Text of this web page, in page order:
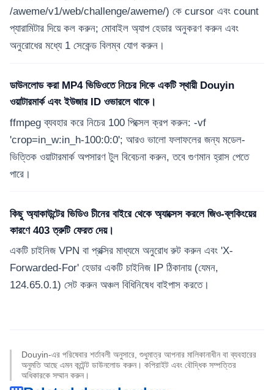
/aweme/v1/web/challenge/aweme/) কে cursor এবং count
প্যারামিটার দিয়ে কল করুন; মোবাইল অ্যাপ হেডার অনুকরণ করুন এবং
অনুরোধের মধ্যে 1 সেকেন্ড বিলম্ব যোগ করুন।
ডাউনলোড করা MP4 ভিডিওতে নিচের দিকে একটি স্থায়ী Douyin
ওয়াটারমার্ক এবং ইউজার ID ওভারলে থাকে।
ffmpeg ব্যবহার করে নিচের 100 পিক্সেল ক্রপ করুন: -vf
'crop=in_w:in_h-100:0:0'; আরও ভালো ফলাফলের জন্য মডেল-
ভিত্তিক ওয়াটারমার্ক অপসারণ টুল বিবেচনা করুন, তবে গুণমান হ্রাস পেতে
পারে।
কিছু অ্যাকাউন্টের ভিডিও চীনের বাইরে থেকে অ্যাক্সেস করলে জিও-ব্লকিংয়ের
কারণে 403 ত্রুটি ফেরত দেয়।
একটি চাইনিজ VPN বা প্রক্সির মাধ্যমে অনুরোধ রুট করুন এবং 'X-
Forwarded-For' হেডার একটি চাইনিজ IP ঠিকানায় (যেমন,
124.65.0.1) সেট করুন অঞ্চল বিধিনিষেধ বাইপাস করতে।
Douyin-এর পরিষেবার শর্তাবলী অনুসারে, শুধুমাত্র আপনার মালিকানাধীন বা ব্যবহারের
অনুমতি আছে এমন কন্টেন্ট ডাউনলোড করুন। কপিরাইট এবং বৌদ্ধিক সম্পত্তির
অধিকারকে সম্মান করুন।